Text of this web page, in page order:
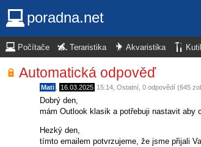
poradna.net
Počítače Teraristika Akvaristika
Automatická odpověď
Mati 16.03.2025 15:14 Ostatní , 0 odpovědí (645
Dobrý den,
mám Outlook klasik a potřebuji nastavit aby
Hezký den,
tímto emailem potvrzujeme, že jsme přijali